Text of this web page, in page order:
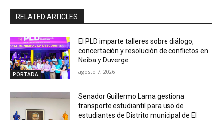
RELATED ARTICLES
PORTADA
El PLD imparte talleres sobre diálogo,
concertación y resolución de conflictos en
Neiba y Duverge
agosto 7, 2026
Senador Guillermo Lama gestiona
transporte estudiantil para uso de
estudiantes de Distrito municipal de El